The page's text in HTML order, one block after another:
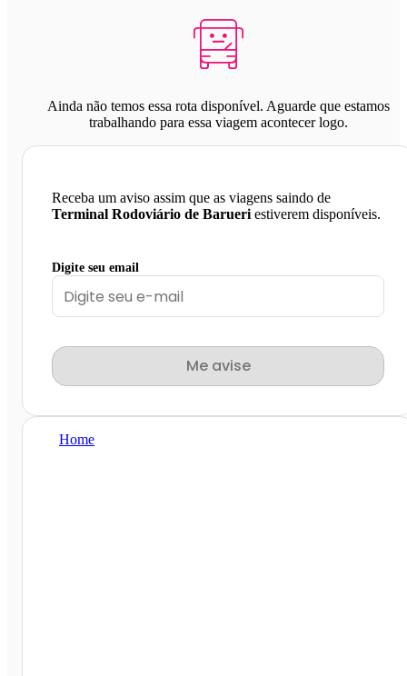
Ainda não temos essa rota disponível. Aguarde que estamos
trabalhando para essa viagem acontecer logo.
Receba um aviso assim que as viagens saindo de
Terminal Rodoviário de Barueri estiverem disponíveis.
Digite seu email
Me avise
Home